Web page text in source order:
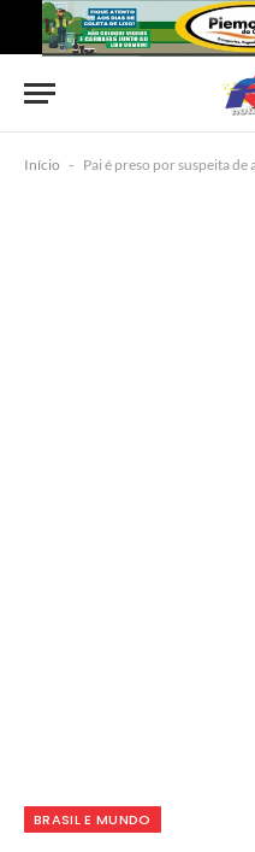
Início - Pai é preso por suspeita de arremessar
BRASIL E MUNDO